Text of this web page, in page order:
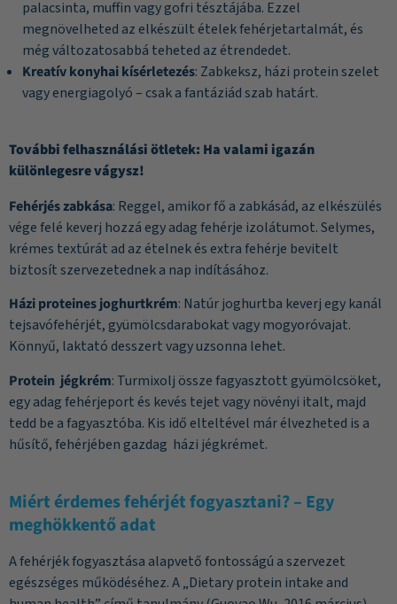
palacsinta, muffin vagy gofri tésztájába. Ezzel
megnövelheted az elkészült ételek fehérjetartalmát, és
még változatosabbá teheted az étrendedet.
Kreatív konyhai kísérletezés: Zabkeksz, házi protein szelet
vagy energiagolyó – csak a fantáziád szab határt.
További felhasználási ötletek: Ha valami igazán
különlegesre vágysz!
Fehérjés zabkása: Reggel, amikor fő a zabkásád, az elkészülés
vége felé keverj hozzá egy adag fehérje izolátumot. Selymes,
krémes textúrát ad az ételnek és extra fehérje bevitelt
biztosít szervezetednek a nap indításához.
Házi proteines joghurtkrém: Natúr joghurtba keverj egy kanál
tejsavófehérjét, gyümölcsdarabokat vagy mogyoróvajat.
Könnyű, laktató desszert vagy uzsonna lehet.
Protein jégkrém: Turmixolj össze fagyasztott gyümölcsöket,
egy adag fehérjeport és kevés tejet vagy növényi italt, majd
tedd be a fagyasztóba. Kis idő elteltével már élvezheted is a
hűsítő, fehérjében gazdag házi jégkrémet.
Miért érdemes fehérjét fogyasztani? – Egy
meghökkentő adat
A fehérjék fogyasztása alapvető fontosságú a szervezet
egészséges működéséhez. A „Dietary protein intake and